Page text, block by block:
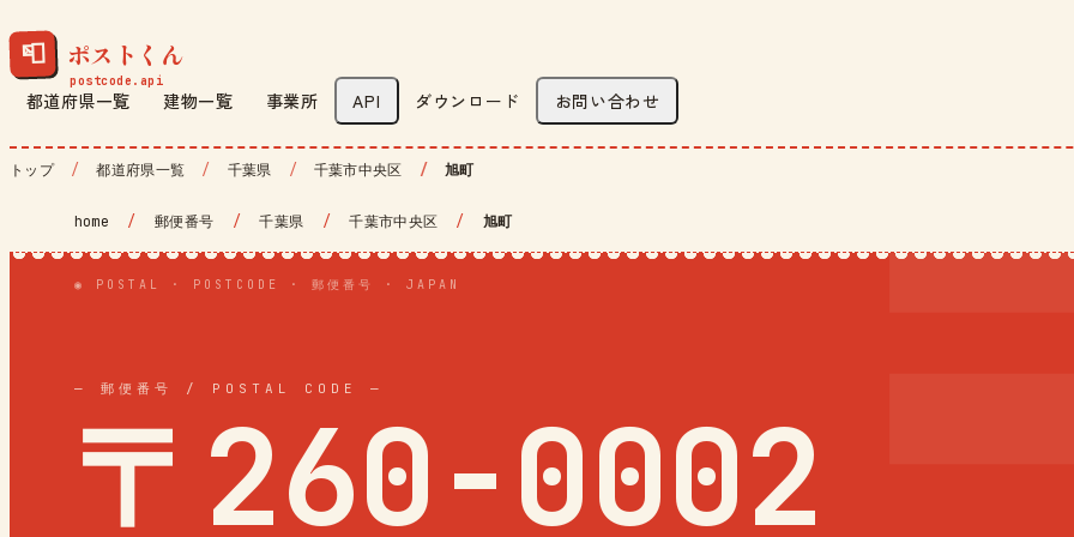
📮 ポストくん
都道府県一覧 建物一覧 事業所 API ダウンロード お問い合わせ
トップ 都道府県一覧 千葉県 千葉市中央区 旭町
home / 郵便番号 / 千葉県 / 千葉市中央区 / 旭町
◉ POSTAL · POSTCODE · 郵便番号 · JAPAN
— 郵便番号 / POSTAL CODE —
〒260-0002